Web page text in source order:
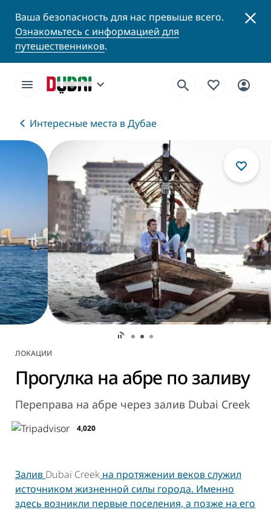
Ваша безопасность для нас превыше всего.
Ознакомьтесь с информацией для
путешественников.
Интересные места в Дубае
ЛОКАЦИИ
Прогулка на абре по заливу
Переправа на абре через залив Dubai Creek
4,020
Залив Dubai Creek на протяжении веков служил
источником жизненной силы города. Именно
здесь возникли первые поселения, а позже на его